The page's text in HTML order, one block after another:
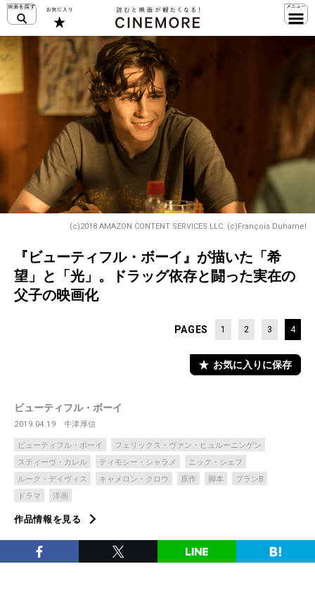
(c)2018 AMAZON CONTENT SERVICES LLC. (c)François Duhamel
『ビューティフル・ボーイ』が描いた「希
望」と「光」。ドラッグ依存と闘った実在の
父子の映画化
PAGES 1 2 3 4
お気に入りに保存
ビューティフル・ボーイ
2019.04.19 牛津厚信
ビューティフル・ボーイ
フェリックス・ヴァン・ヒュルーニンゲン
スティーヴ・カレル
ティモシー・シャラメ
ニック・シェフ
ルーク・デイヴィス
キャメロン・クロウ 原作 脚本
プランB
ドラマ
洋画
作品情報を見る